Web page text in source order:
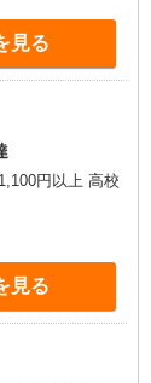
見る
円以上 高校
見る